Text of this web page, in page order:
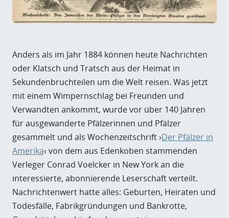
Anders als im Jahr 1884 können heute Nachrichten
oder Klatsch und Tratsch aus der Heimat in
Sekundenbruchteilen um die Welt reisen. Was jetzt
mit einem Wimpernschlag bei Freunden und
Verwandten ankommt, wurde vor über 140 Jahren
für ausgewanderte Pfälzerinnen und Pfälzer
gesammelt und als Wochenzeitschrift ›Der Pfälzer in
Amerika‹ von dem aus Edenkoben stammenden
Verleger Conrad Voelcker in New York an die
interessierte, abonnierende Leserschaft verteilt.
Nachrichtenwert hatte alles: Geburten, Heiraten und
Todesfälle, Fabrikgründungen und Bankrotte,